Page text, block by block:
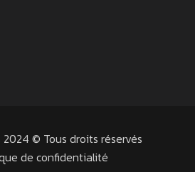
2024 © Tous droits réservés
de confidentialité